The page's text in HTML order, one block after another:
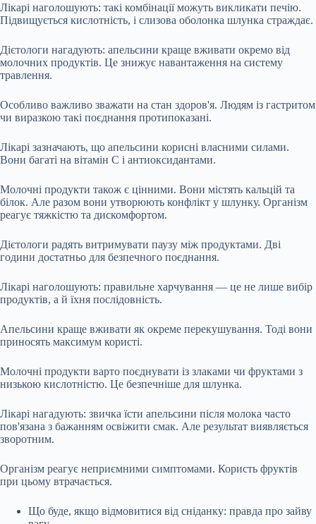
Лікарі наголошують: такі комбінації можуть викликати печію.
Підвищується кислотність, і слизова оболонка шлунка страждає.
Дієтологи нагадують: апельсини краще вживати окремо від
молочних продуктів. Це знижує навантаження на систему
травлення.
Особливо важливо зважати на стан здоров'я. Людям із гастритом
чи виразкою такі поєднання протипоказані.
Лікарі зазначають, що апельсини корисні власними силами.
Вони багаті на вітамін С і антиоксидантами.
Молочні продукти також є цінними. Вони містять кальцій та
білок. Але разом вони утворюють конфлікт у шлунку. Організм
реагує тяжкістю та дискомфортом.
Дієтологи радять витримувати паузу між продуктами. Дві
години достатньо для безпечного поєднання.
Лікарі наголошують: правильне харчування — це не лише вибір
продуктів, а й їхня послідовність.
Апельсини краще вживати як окреме перекушування. Тоді вони
приносять максимум користі.
Молочні продукти варто поєднувати із злаками чи фруктами з
низькою кислотністю. Це безпечніше для шлунка.
Лікарі нагадують: звичка їсти апельсини після молока часто
пов'язана з бажанням освіжити смак. Але результат виявляється
зворотним.
Організм реагує неприємними симптомами. Користь фруктів
при цьому втрачається.
Що буде, якщо відмовитися від сніданку: правда про зайву